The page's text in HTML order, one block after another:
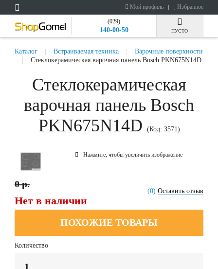
Мой профиль Избранное
(029)
140-00-50 ПУСТО
Каталог Встраиваемая техника
Варочные поверхности
Стеклокерамическая варочная панель Bosch PKN675N14D
Стеклокерамическая
варочная панель Bosch
PKN675N14D
(Код: 3571)
Нажмите, чтобы увеличить изображение
(0) Оставить отзыв
0 р.
Нет в наличии
ПОХОЖИЕ ТОВАРЫ
Количество